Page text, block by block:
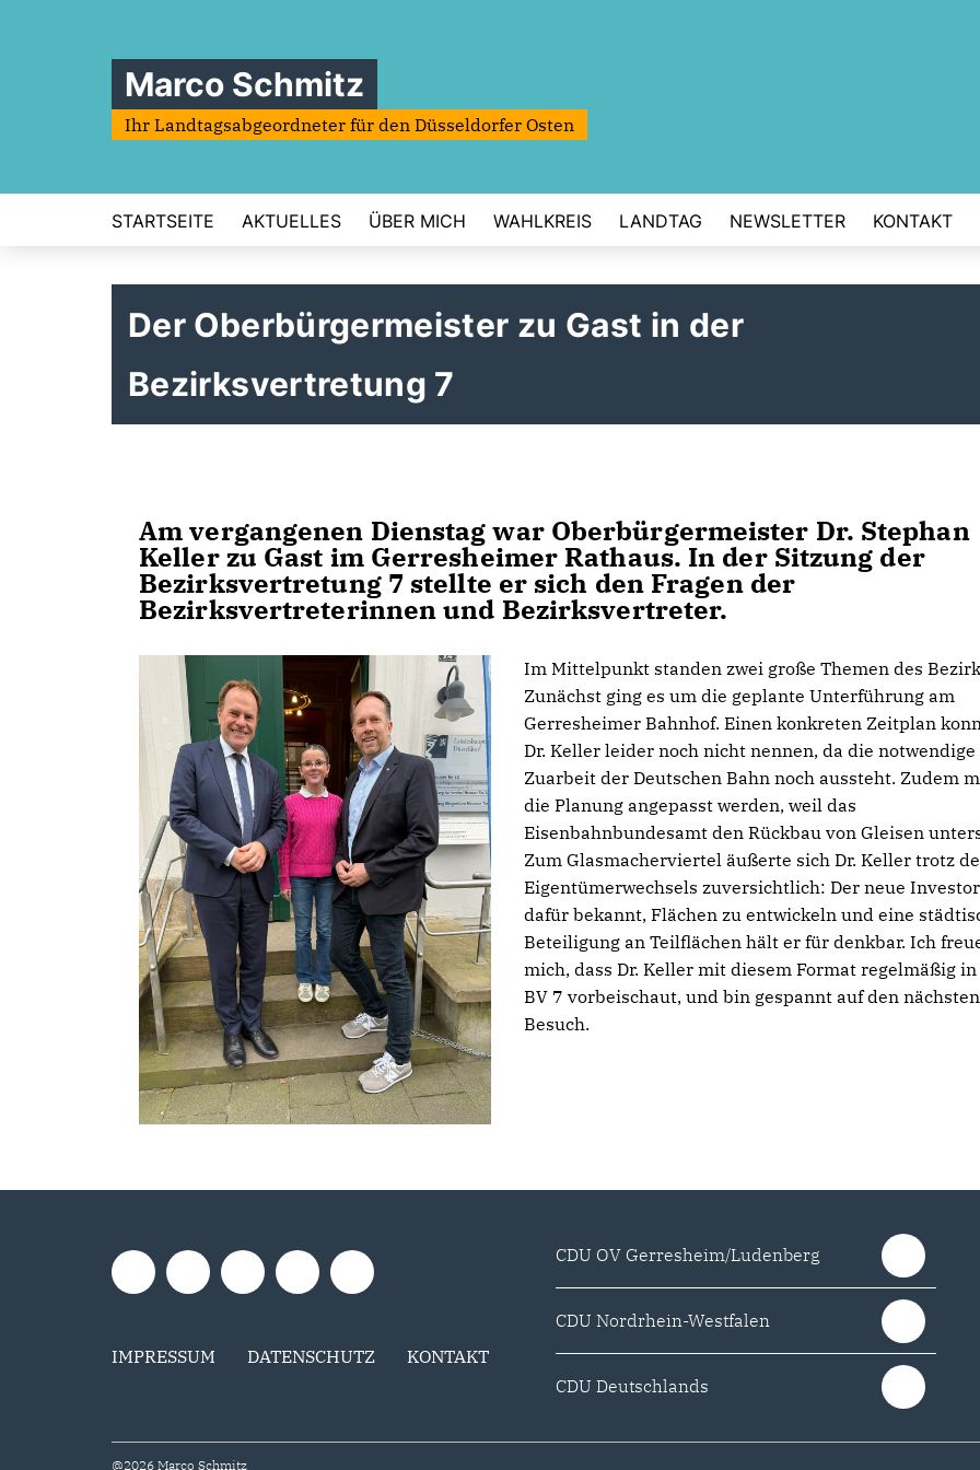
Marco Schmitz
Ihr Landtagsabgeordneter für den Düsseldorfer Osten
STARTSEITE AKTUELLES ÜBER MICH WAHLKREIS LANDTAG NEWSLETTER KONTAKT
Der Oberbürgermeister zu Gast in der
Bezirksvertretung 7
Am vergangenen Dienstag war Oberbürgermeister Dr. Stephan
Keller zu Gast im Gerresheimer Rathaus. In der Sitzung der
Bezirksvertretung 7 stellte er sich den Fragen der
Bezirksvertreterinnen und Bezirksvertreter.
Im Mittelpunkt standen zwei große Themen des
Zunächst ging es um die geplante Unterführung am
Gerresheimer Bahnhof. Einen konkreten Zeitplan
Dr. Keller leider noch nicht nennen, da die notwendige
Zuarbeit der Deutschen Bahn noch aussteht. Zudem
die Planung angepasst werden, weil das
Eisenbahnbundesamt den Rückbau von Gleisen
Zum Glasmacherviertel äußerte sich Dr. Keller trotz
Eigentümerwechsels zuversichtlich: Der neue
dafür bekannt, Flächen zu entwickeln und eine
Beteiligung an Teilflächen hält er für denkbar. Ich
mich, dass Dr. Keller mit diesem Format regelmäßig
BV 7 vorbeischaut, und bin gespannt auf den nächsten
Besuch.
IMPRESSUM DATENSCHUTZ KONTAKT
CDU OV Gerresheim/Ludenberg
CDU Nordrhein-Westfalen
CDU Deutschlands
@2026 Marco Schmitz